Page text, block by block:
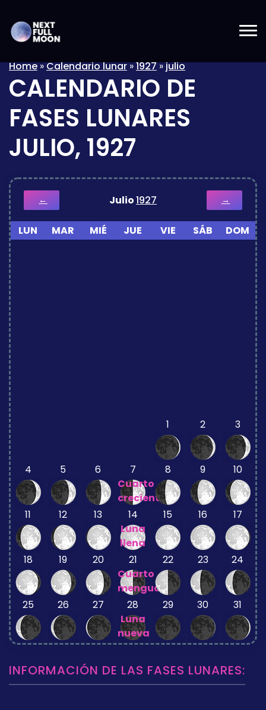
Home»Calendario lunar»1927»julio
CALENDARIO DE
FASES LUNARES
JULIO, 1927
← Julio1927 →
LUN MAR MIÉ JUE VIE SÁB DOM
1 2 3
4 5 6
7
Cuarto
creciente
8 9 10
11 12 13
14
Luna
llena
15 16 17
18 19 20
21
Cuarto
menguante
22 23 24
25 26 27
28
Luna
nueva
29 30 31
INFORMACIÓN DE LAS FASES LUNARES: